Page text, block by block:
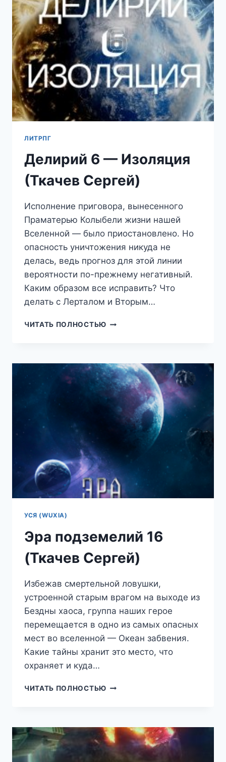
СЕРГЕЙ)
ЛИТРПГ
Делирий 6 — Изоляция
(Ткачев Сергей)
Исполнение приговора, вынесенного
Праматерью Колыбели жизни нашей
Вселенной — было приостановлено. Но
опасность уничтожения никуда не
делась, ведь прогноз для этой линии
вероятности по-прежнему негативный.
Каким образом все исправить? Что
делать с Лерталом и Вторым…
ЧИТАТЬ ПОЛНОСТЬЮ ДЕЛИРИЙ
(ТКАЧЕВ
СЕРГЕЙ)
УСЯ (WUXIA)
Эра подземелий 16
(Ткачев Сергей)
Избежав смертельной ловушки,
устроенной старым врагом на выходе из
Бездны хаоса, группа наших герое
перемещается в одно из самых опасных
мест во вселенной — Океан забвения.
Какие тайны хранит это место, что
охраняет и куда…
ЧИТАТЬ ПОЛНОСТЬЮ ЭРА
СЕРГЕЙ)